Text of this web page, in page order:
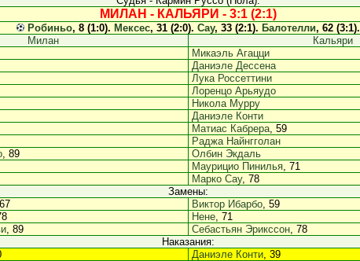
МИЛАН - КАЛЬЯРИ - 3:1 (2:1)
Робиньо, 8 (1:0). Мексес, 31 (2:0). Сау, 33 (2:1). Балотелли, 62 (3:1).
Милан
Кальяри
Микаэль Агацци
Даниэле Дессена
Лука Россеттини
Лоренцо Арьяудо
Никола Мурру
Даниэле Конти
Матиас Кабрера, 59
Раджа Найнгголан
, 89
Олбин Экдаль
Маурицио Пинилья, 71
Марко Сау, 78
Замены:
Виктор Ибарбо, 59
Нене, 71
, 89 Себастьян Эрикссон, 78
Наказания:
Даниэле Конти, 39